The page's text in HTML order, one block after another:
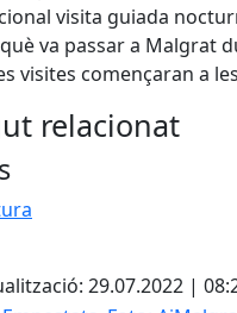
visita guiada
va passar a Malgrat
visites començaran a
relacionat
29.07.2022 |